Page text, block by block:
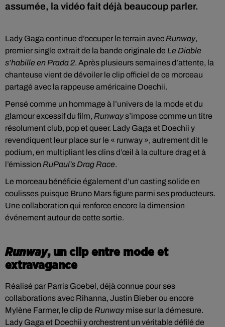
assumée, la vidéo fait déjà beaucoup parler.
Lady Gaga continue d’occuper le terrain avec Runway,
premier single extrait de la bande originale de Le Diable
s’habille en Prada 2. Après plusieurs semaines d’attente, la
chanteuse vient de dévoiler le clip officiel de ce morceau
partagé avec la rappeuse américaine Doechii.
Pensé comme un hommage à l’univers de la mode et du
glamour excessif du film, Runways’impose comme un titre
résolument club, pop et queer. Lady Gaga et Doechii y
revendiquent leur place sur le « runway », autrement dit le
podium, en multipliant les clins d’œil à la culture drag et à
l’émission RuPaul’s Drag Race.
Le morceau bénéficie également d’un casting solide en
coulisses puisque Bruno Mars figure parmi ses producteurs.
Une collaboration qui renforce encore la dimension
événement autour de cette sortie.
Runway, un clip entre mode et
extravagance
Réalisé par Parris Goebel, déjà connue pour ses
collaborations avec Rihanna, Justin Bieber ou encore
Mylène Farmer, le clip de Runwaymise sur la démesure.
Lady Gaga et Doechii y orchestrent un véritable défilé de